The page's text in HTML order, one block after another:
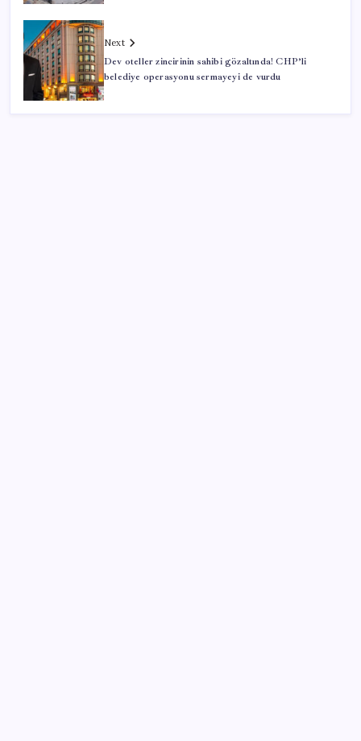
Next
Dev oteller zincirinin sahibi gözaltında! CHP’li
belediye operasyonu sermayeyi de vurdu